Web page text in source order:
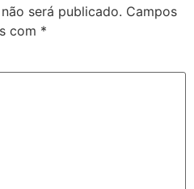
será publicado. Campos
com *